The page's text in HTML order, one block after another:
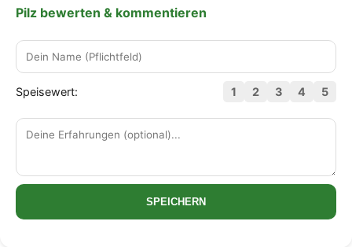
Pilz bewerten & kommentieren
Speisewert: 1 2 3 4 5
SPEICHERN